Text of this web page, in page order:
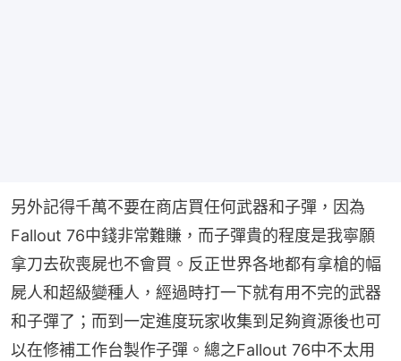
另外記得千萬不要在商店買任何武器和子彈，因為
Fallout 76中錢非常難賺，而子彈貴的程度是我寧願
拿刀去砍喪屍也不會買。反正世界各地都有拿槍的幅
屍人和超級變種人，經過時打一下就有用不完的武器
和子彈了；而到一定進度玩家收集到足夠資源後也可
以在修補工作台製作子彈。總之Fallout 76中不太用